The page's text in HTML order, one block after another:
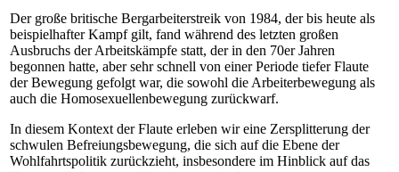
Der große britische Bergarbeiterstreik von 1984, der bis heute als
beispielhafter Kampf gilt, fand während des letzten großen
Ausbruchs der Arbeitskämpfe statt, der in den 70er Jahren
begonnen hatte, aber sehr schnell von einer Periode tiefer Flaute
der Bewegung gefolgt war, die sowohl die Arbeiterbewegung als
auch die Homosexuellenbewegung zurückwarf.
In diesem Kontext der Flaute erleben wir eine Zersplitterung der
schwulen Befreiungsbewegung, die sich auf die Ebene der
Wohlfahrtspolitik zurückzieht, insbesondere im Hinblick auf das